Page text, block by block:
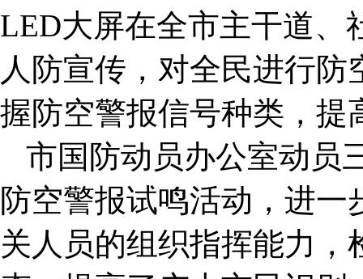
LED大屏在全市主干道、
人防宣传，对全民进行
握防空警报信号种类，提
市国防动员办公室动员
防空警报试鸣活动，进
关人员的组织指挥能力